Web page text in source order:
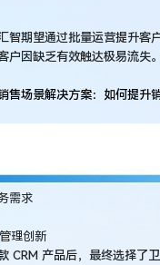
智期望通过批量运营提升客
户因缺乏有效触达极易流失
售场景解决方案：如何提升
需求
理创新
CRM 产品后，最终选择了